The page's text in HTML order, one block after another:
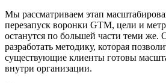
Мы рассматриваем этап
перезапуск воронки GTM, цели и
останутся по большей части теми же.
разработать методику, которая
существующие клиенты готовы
внутри организации.